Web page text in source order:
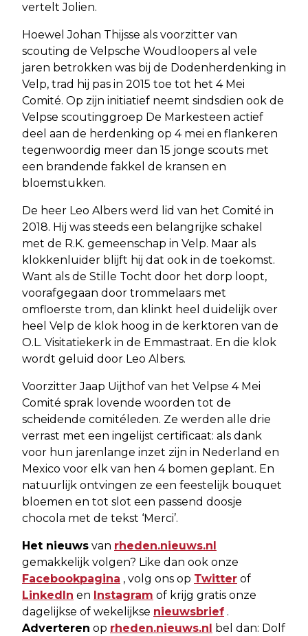
vertelt Jolien.
Hoewel Johan Thijsse als voorzitter van
scouting de Velpsche Woudloopers al vele
jaren betrokken was bij de Dodenherdenking in
Velp, trad hij pas in 2015 toe tot het 4 Mei
Comité. Op zijn initiatief neemt sindsdien ook de
Velpse scoutinggroep De Markesteen actief
deel aan de herdenking op 4 mei en flankeren
tegenwoordig meer dan 15 jonge scouts met
een brandende fakkel de kransen en
bloemstukken.
De heer Leo Albers werd lid van het Comité in
2018. Hij was steeds een belangrijke schakel
met de R.K. gemeenschap in Velp. Maar als
klokkenluider blijft hij dat ook in de toekomst.
Want als de Stille Tocht door het dorp loopt,
voorafgegaan door trommelaars met
omfloerste trom, dan klinkt heel duidelijk over
heel Velp de klok hoog in de kerktoren van de
O.L. Visitatiekerk in de Emmastraat. En die klok
wordt geluid door Leo Albers.
Voorzitter Jaap Uijthof van het Velpse 4 Mei
Comité sprak lovende woorden tot de
scheidende comitéleden. Ze werden alle drie
verrast met een ingelijst certificaat: als dank
voor hun jarenlange inzet zijn in Nederland en
Mexico voor elk van hen 4 bomen geplant. En
natuurlijk ontvingen ze een feestelijk bouquet
bloemen en tot slot een passend doosje
chocola met de tekst ‘Merci’.
Het nieuws van rheden.nieuws.nl
gemakkelijk volgen? Like dan ook onze
Facebookpagina , volg ons op Twitter of
LinkedIn en Instagram of krijg gratis onze
dagelijkse of wekelijkse nieuwsbrief .
Adverteren op rheden.nieuws.nl bel dan: Dolf